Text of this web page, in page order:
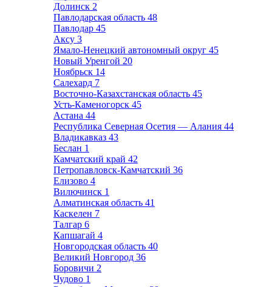
Долинск 2
Павлодарская область 48
Павлодар 45
Аксу 3
Ямало-Ненецкий автономный округ 45
Новый Уренгой 20
Ноябрьск 14
Салехард 7
Восточно-Казахстанская область 45
Усть-Каменогорск 45
Астана 44
Республика Северная Осетия — Алания 44
Владикавказ 43
Беслан 1
Камчатский край 42
Петропавловск-Камчатский 36
Елизово 4
Вилючинск 1
Алматинская область 41
Каскелен 7
Талгар 6
Капшагай 4
Новгородская область 40
Великий Новгород 36
Боровичи 2
Чудово 1